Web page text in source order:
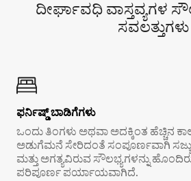
ದೀರ್ಘಾವಧಿ ವಾಸ್ತವ್ಯಗಳ
ಸವಲತ್ತುಗಳು
ಫರ್ನಿಷ್ಡ್ ಬಾಡಿಗೆಗಳು
ಒಂದು ತಿಂಗಳು ಅಥವಾ ಅದಕ್ಕಿಂತ ಹೆಚ್ಚಿನ
ಅಡುಗೆಮನೆ ಸೇರಿದಂತೆ ಸಂಪೂರ್ಣವಾಗಿ
ಮತ್ತು ಅಗತ್ಯವಿರುವ ಸೌಲಭ್ಯಗಳನ್ನು
ಪರಿಪೂರ್ಣ ಪರ್ಯಾಯವಾಗಿದೆ.